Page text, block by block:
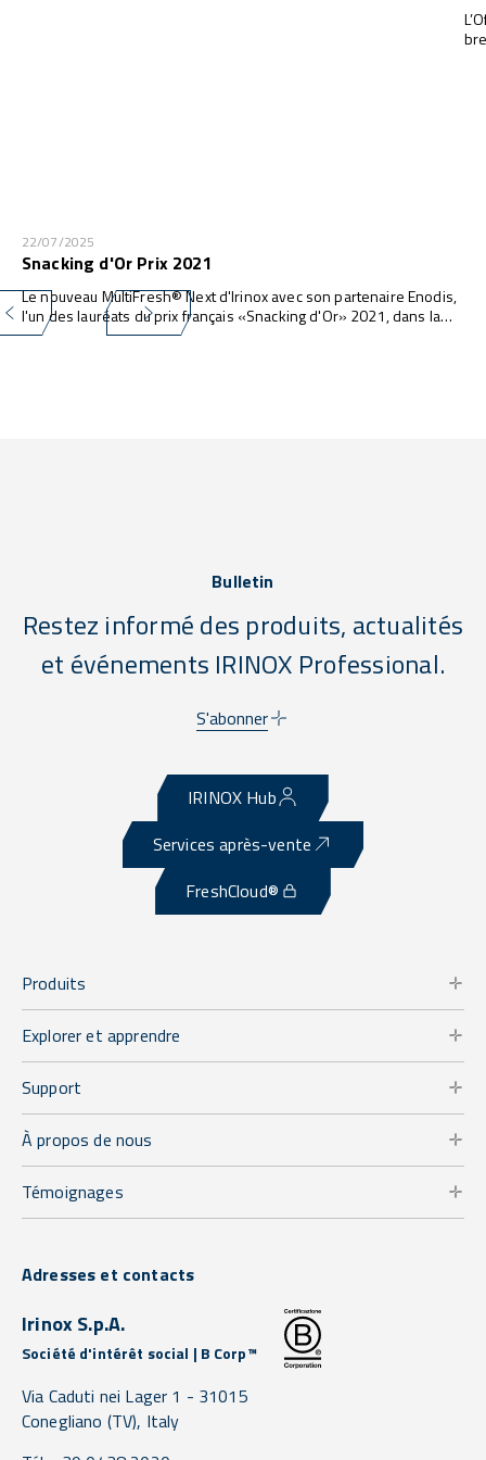
22/07/2025
Snacking d'Or Prix 2021
Le nouveau MultiFresh® Next d'Irinox avec son partenaire Enodis,
l'un des lauréats du prix français «Snacking d'Or» 2021, dans la
catégorie des équipements de cuisine professionnels.
Bulletin
Restez informé des produits, actualités
et événements IRINOX Professional.
S'abonner
IRINOX Hub
Services après-vente
FreshCloud®
Produits
Explorer et apprendre
Support
À propos de nous
Témoignages
Adresses et contacts
Irinox S.p.A.
Société d'intérêt social | B Corp™
Via Caduti nei Lager 1 - 31015
Conegliano (TV), Italy